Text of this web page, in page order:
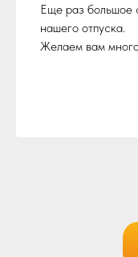
Еще раз большое
нашего отпуска.
Желаем вам